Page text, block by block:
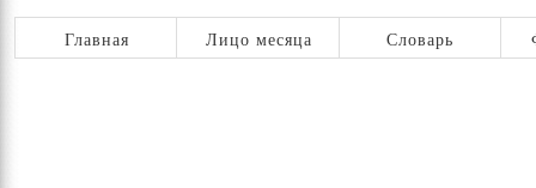
Главная Лицо месяца Словарь